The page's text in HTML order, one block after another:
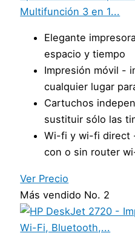
Multifunción 3 en 1...
Elegante
espacio y tiempo
Impresión móvil -
cualquier lugar
Cartuchos
sustituir sólo las
Wi-fi y wi-fi direct
con o sin router
Ver Precio
Más vendido No. 2